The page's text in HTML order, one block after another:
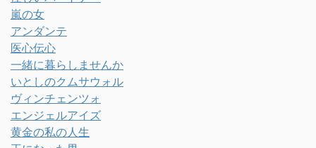
嵐の女
アンダンテ
医心伝心
一緒に暮らしませんか
いとしのクムサウォル
ヴィンチェンツォ
エンジェルアイズ
黄金の私の人生